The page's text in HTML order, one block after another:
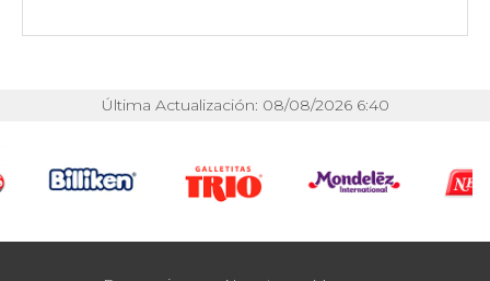
Última Actualización: 08/08/2026 6:40